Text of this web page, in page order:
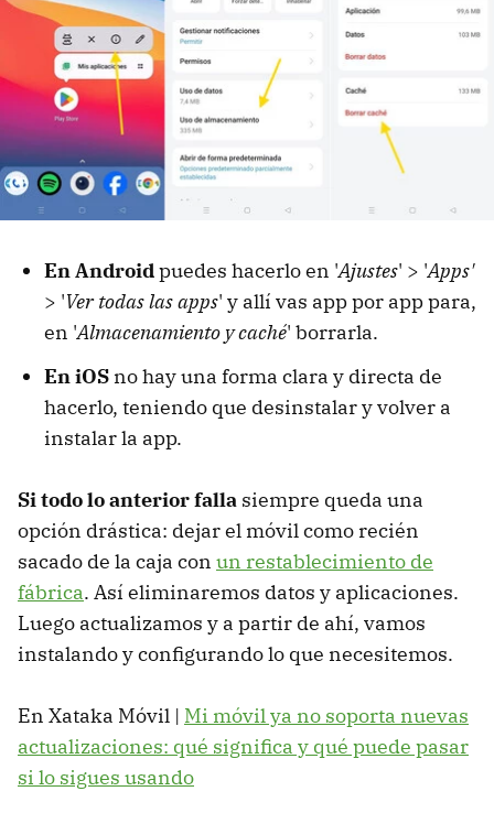
En Androidpuedes hacerlo en 'Ajustes' > 'Apps'
> 'Ver todas las apps' y allí vas app por app para,
en 'Almacenamiento y caché' borrarla.
En iOS no hay una forma clara y directa de
hacerlo, teniendo que desinstalar y volver a
instalar la app.
Si todo lo anterior falla siempre queda una
opción drástica: dejar el móvil como recién
sacado de la caja con un restablecimiento de
fábrica. Así eliminaremos datos y aplicaciones.
Luego actualizamos y a partir de ahí, vamos
instalando y configurando lo que necesitemos.
En Xataka Móvil | Mi móvil ya no soporta nuevas
actualizaciones: qué significa y qué puede pasar
si lo sigues usando